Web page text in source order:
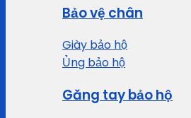
Bảo vệ chân
Giày bảo hộ
Ủng bảo hộ
Găng tay bảo hộ